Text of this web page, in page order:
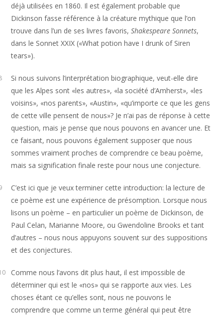
déjà utilisées en 1860. Il est également probable que
Dickinson fasse référence à la créature mythique que l’on
trouve dans l’un de ses livres favoris,Shakespeare Sonnets,
dans le Sonnet XXIX («What potion have I drunk of Siren
tears»).
Si nous suivons l’interprétation biographique, veut-elle dire
que les Alpes sont «les autres», «la société d’Amherst», «les
voisins», «nos parents», «Austin», «qu’importe ce que les gens
de cette ville pensent de nous»? Je n’ai pas de réponse à cette
question, mais je pense que nous pouvons en avancer une. Et
ce faisant, nous pouvons également supposer que nous
sommes vraiment proches de comprendre ce beau poème,
mais sa signification finale reste pour nous une conjecture.
C’est ici que je veux terminer cette introduction: la lecture de
ce poème est une expérience de présomption. Lorsque nous
lisons un poème – en particulier un poème de Dickinson, de
Paul Celan, Marianne Moore, ou Gwendoline Brooks et tant
d’autres – nous nous appuyons souvent sur des suppositions
et des conjectures.
Comme nous l’avons dit plus haut, il est impossible de
déterminer qui est le «nos» qui se rapporte aux vies. Les
choses étant ce qu’elles sont, nous ne pouvons le
comprendre que comme un terme général qui peut être